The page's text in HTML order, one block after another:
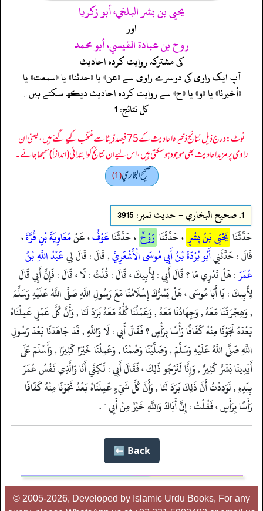
يحيى بن بشر البلخي، أبو زكريا
اور
روح بن عبادة القيسي، أبو محمد
کی مشترکہ روایت کردہ احادیث
آپ ایک راوی کی دوسرے راوی سے «عن» یا «حدثنا» یا «سمعت» یا
«أخبرنا» یا «و» یا «ح» سے روایت کردہ احادیث دیکھ سکتے ہیں۔
کل نتائج: 1
نوٹ: درج ذیل نتائج ذخیرہ احادیث کے 75 فیصد ڈیٹا سے منتخب کیے گئے ہیں، یعنی ان
راوی پر مزید احادیث بھی موجود ہو سکتی ہیں، اس لیے ان نتائج کو ابتدائی (اندازاً) سمجھا جائے۔
صحيح البخاري(1)
1. صحيح البخاري - حدیث نمبر: 3915
حَدَّثَنَا يَحْيَى بْنُ بِشْرٍ ، حَدَّثَنَا رَوْحٌ ، حَدَّثَنَاعَوْفٌ، عَنْمُعَاوِيَةَ بْنِ قُرَّةَ،
قَالَ : حَدَّثَنِيأَبُو بُرْدَةَ بْنُ أَبِي مُوسَى الْأَشْعَرِيِّ, قَالَ : قَالَ لِيعَبْدُ اللَّهِ بْنُ
عُمَرَ: هَلْ تَدْرِي مَا ؟ قَالَ أَبِي : لِأَبِيكَ ، قَالَ : قُلْتُ : لَا ، قَالَ : فَإِنَّ أَبِي قَالَ
لِأَبِيكَ : يَا أَبَا مُوسَى ، هَلْ يَسُرُّكَ إِسْلَامُنَا مَعَ رَسُولِ اللَّهِ صَلَّى اللَّهُ عَلَيْهِ وَسَلَّمَ
, وَهِجْرَتُنَا مَعَهُ , وَجِهَادُنَا مَعَهُ , وَعَمَلُنَا كُلُّهُ مَعَهُ بَرَدَ لَنَا , وَأَنَّ كُلَّ عَمَلٍ عَمِلْنَاهُ
بَعْدَهُ نَجَوْنَا مِنْهُ كَفَافًا رَأْسًا بِرَأْسٍ ؟ فَقَالَ أَبِي : لَا وَاللَّهِ , قَدْ جَاهَدْنَا بَعْدَ رَسُولِ
اللَّهِ صَلَّى اللَّهُ عَلَيْهِ وَسَلَّمَ , وَصَلَّيْنَا وَصُمْنَا , وَعَمِلْنَا خَيْرًا كَثِيرًا , وَأَسْلَمَ عَلَى
أَيْدِينَا بَشَرٌ كَثِيرٌ , وَإِنَّا لَنَرْجُو ذَلِكَ ، فَقَالَ أَبِي : لَكِنِّي أَنَا وَالَّذِي نَفْسُ عُمَرَ
بِيَدِهِ , لَوَدِدْتُ أَنَّ ذَلِكَ بَرَدَ لَنَا , وَأَنَّ كُلَّ شَيْءٍ عَمِلْنَاهُ بَعْدُ نَجَوْنَا مِنْهُ كَفَافًا
رَأْسًا بِرَأْسٍ ، فَقُلْتُ : إِنَّ أَبَاكَ وَاللَّهِ خَيْرٌ مِنْ أَبِي " .
Back ⬅️
© 2005-2026, Developed by Islamic Urdu Books, For any